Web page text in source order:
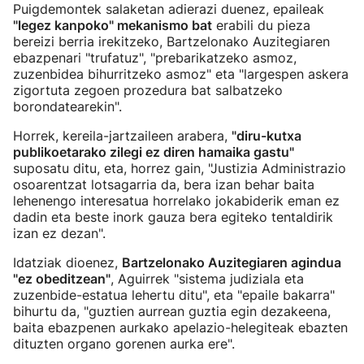
Puigdemontek salaketan adierazi duenez, epaileak
"legez kanpoko" mekanismo bat erabili du pieza
bereizi berria irekitzeko, Bartzelonako Auzitegiaren
ebazpenari "trufatuz", "prebarikatzeko asmoz,
zuzenbidea bihurritzeko asmoz" eta "largespen askera
zigortuta zegoen prozedura bat salbatzeko
borondatearekin".
Horrek, kereila-jartzaileen arabera, "diru-kutxa
publikoetarako zilegi ez diren hamaika gastu"
suposatu ditu, eta, horrez gain, "Justizia Administrazio
osoarentzat lotsagarria da, bera izan behar baita
lehenengo interesatua horrelako jokabiderik eman ez
dadin eta beste inork gauza bera egiteko tentaldirik
izan ez dezan".
Idatziak dioenez, Bartzelonako Auzitegiaren agindua
"ez obeditzean", Aguirrek "sistema judiziala eta
zuzenbide-estatua lehertu ditu", eta "epaile bakarra"
bihurtu da, "guztien aurrean guztia egin dezakeena,
baita ebazpenen aurkako apelazio-helegiteak ebazten
dituzten organo gorenen aurka ere".